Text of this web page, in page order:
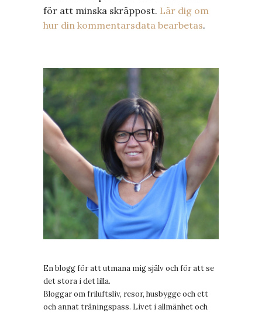
för att minska skräppost. Lär dig om
hur din kommentarsdata bearbetas.
En blogg för att utmana mig själv och för att se
det stora i det lilla.
Bloggar om friluftsliv, resor, husbygge och ett
och annat träningspass. Livet i allmänhet och